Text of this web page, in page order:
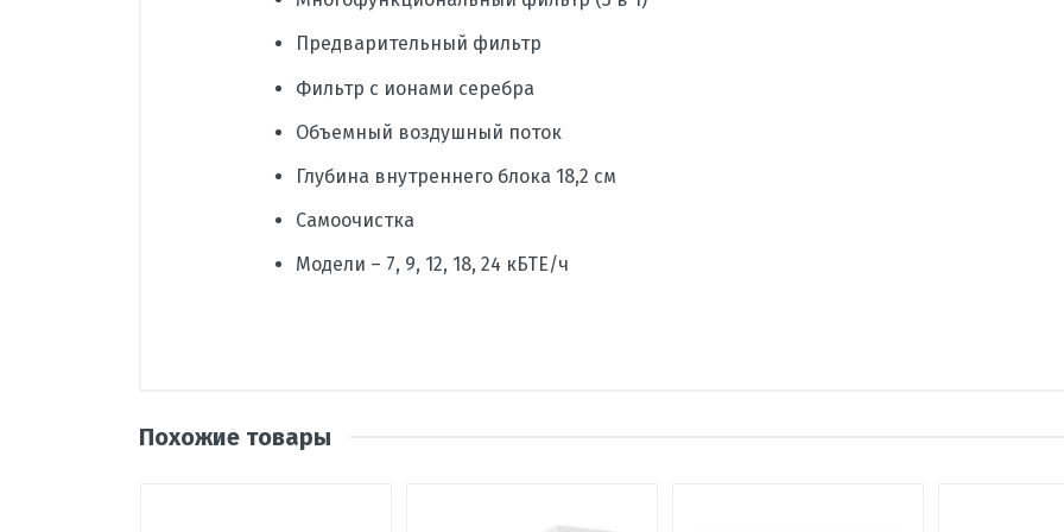
Предварительный фильтр
Фильтр с ионами серебра
Объемный воздушный поток
Глубина внутреннего блока 18,2 см
Самоочистка
Модели – 7, 9, 12, 18, 24 кБТЕ/ч
Наличие товара
Похожие товары